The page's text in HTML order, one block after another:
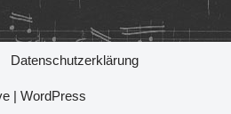
Datenschutzerklärung
| WordPress